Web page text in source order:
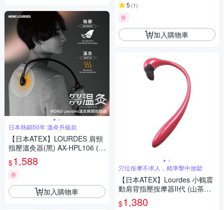
日本熱銷50年 溫灸升級款
【日本ATEX】LOURDES 肩頸
指壓溫灸器(黑) AX-HPL106 (肩
頸按摩器/不求人/溫灸)
$1,588
券
加入購物車
5 (1)
券
加入購物車
穴位按摩不求人，精準擊中放鬆
【日本ATEX】Lourdes 小鶴震
動肩背指壓按摩器II代 (山茶紅)
AX-HPL107
$1,380